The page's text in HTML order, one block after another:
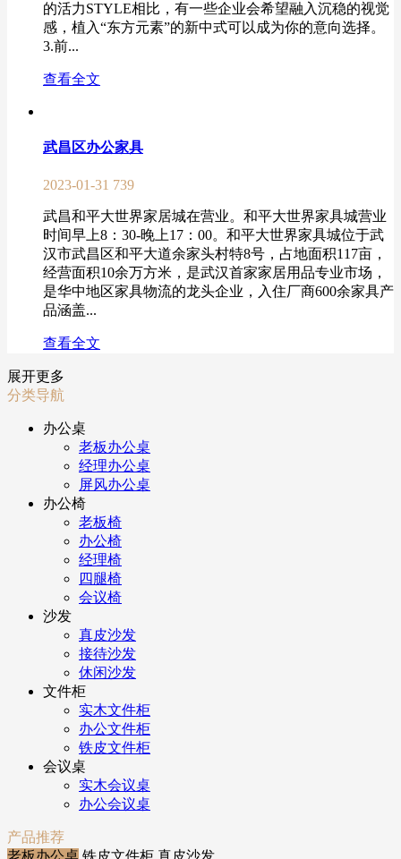
的活力STYLE相比，有一些企业会希望融入沉稳的视觉
感，植入“东方元素”的新中式可以成为你的意向选择。
3.前...
查看全文
武昌区办公家具
2023-01-31 739
武昌和平大世界家居城在营业。和平大世界家具城营业
时间早上8：30-晚上17：00。和平大世界家具城位于武
汉市武昌区和平大道余家头村特8号，占地面积117亩，
经营面积10余万方米，是武汉首家家居用品专业市场，
是华中地区家具物流的龙头企业，入住厂商600余家具产
品涵盖...
查看全文
展开更多
分类导航
办公桌
老板办公桌
经理办公桌
屏风办公桌
办公椅
老板椅
办公椅
经理椅
四腿椅
会议椅
沙发
真皮沙发
接待沙发
休闲沙发
文件柜
实木文件柜
办公文件柜
铁皮文件柜
会议桌
实木会议桌
办公会议桌
产品推荐
老板办公桌 铁皮文件柜 真皮沙发